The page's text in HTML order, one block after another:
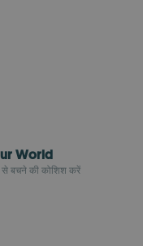
World
से बचने की कोशिश करें